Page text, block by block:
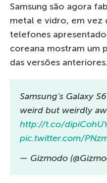
Samsung são agora
metal e vidro, em vez
telefones
coreana mostram um
das versões anteriores.
Samsung's Galaxy
weird but weirdly
http://t.co/
pic.twitter.com/
— Gizmodo